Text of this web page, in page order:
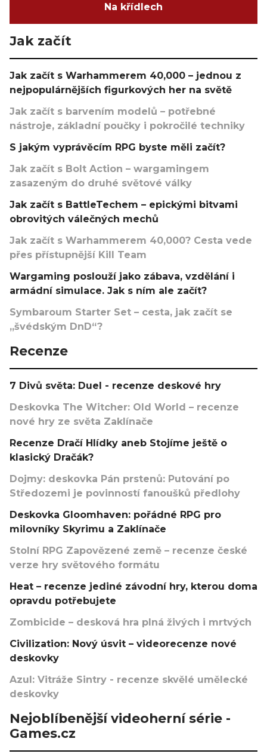
Na křídlech
Jak začít
Jak začít s Warhammerem 40,000 – jednou z
nejpopulárnějších figurkových her na světě
Jak začít s barvením modelů – potřebné
nástroje, základní poučky i pokročilé techniky
S jakým vyprávěcím RPG byste měli začít?
Jak začít s Bolt Action – wargamingem
zasazeným do druhé světové války
Jak začít s BattleTechem – epickými bitvami
obrovitých válečných mechů
Jak začít s Warhammerem 40,000? Cesta vede
přes přístupnější Kill Team
Wargaming poslouží jako zábava, vzdělání i
armádní simulace. Jak s ním ale začít?
Symbaroum Starter Set – cesta, jak začít se
„švédským DnD“?
Recenze
7 Divů světa: Duel - recenze deskové hry
Deskovka The Witcher: Old World – recenze
nové hry ze světa Zaklínače
Recenze Dračí Hlídky aneb Stojíme ještě o
klasický Dračák?
Dojmy: deskovka Pán prstenů: Putování po
Středozemi je povinností fanoušků předlohy
Deskovka Gloomhaven: pořádné RPG pro
milovníky Skyrimu a Zaklínače
Stolní RPG Zapovězené země – recenze české
verze hry světového formátu
Heat – recenze jediné závodní hry, kterou doma
opravdu potřebujete
Zombicide – desková hra plná živých i mrtvých
Civilization: Nový úsvit – videorecenze nové
deskovky
Azul: Vitráže Sintry - recenze skvělé umělecké
deskovky
Nejoblíbenější videoherní série -
Games.cz